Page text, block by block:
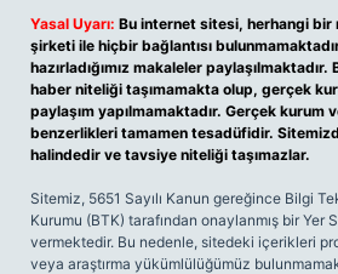
Yasal Uyarı: Bu internet sitesi, herhangi bir
şirketi ile hiçbir bağlantısı
hazırladığımız makaleler
haber niteliği taşımamakta olup, gerçek
paylaşım yapılmamaktadır. Gerçek kurum
benzerlikleri tamamen tesadüfidir.
halindedir ve tavsiye niteliği taşımazlar.
Sitemiz, 5651 Sayılı Kanun gereğince Bilgi
Kurumu (BTK) tarafından onaylanmış bir Yer
vermektedir. Bu nedenle, sitedeki içerikleri
veya araştırma yükümlülüğümüz